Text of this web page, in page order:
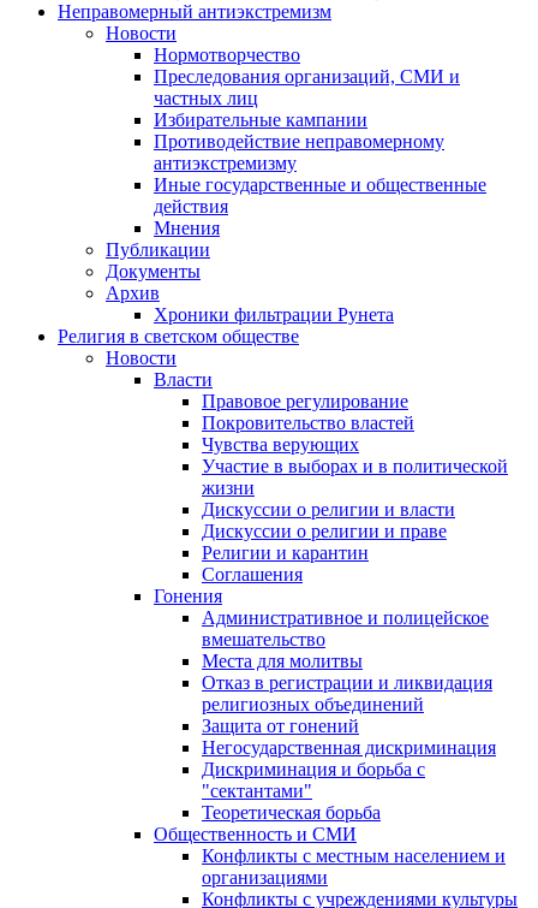
Неправомерный антиэкстремизм
Новости
Нормотворчество
Преследования организаций, СМИ и
частных лиц
Избирательные кампании
Противодействие неправомерному
антиэкстремизму
Иные государственные и общественные
действия
Мнения
Публикации
Документы
Архив
Хроники фильтрации Рунета
Религия в светском обществе
Новости
Власти
Правовое регулирование
Покровительство властей
Чувства верующих
Участие в выборах и в политической
жизни
Дискуссии о религии и власти
Дискуссии о религии и праве
Религии и карантин
Соглашения
Гонения
Административное и полицейское
вмешательство
Места для молитвы
Отказ в регистрации и ликвидация
религиозных объединений
Защита от гонений
Негосударственная дискриминация
Дискриминация и борьба с
"сектантами"
Теоретическая борьба
Общественность и СМИ
Конфликты с местным населением и
организациями
Конфликты с учреждениями культуры